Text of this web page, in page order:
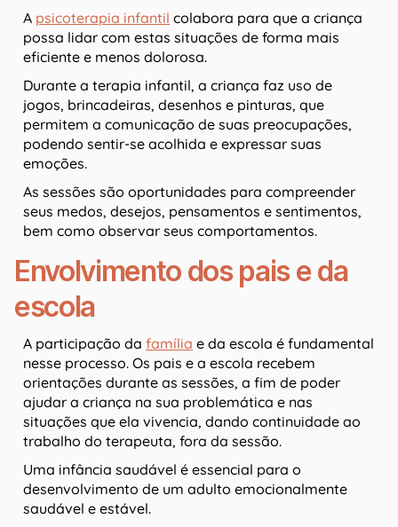
A psicoterapia infantil colabora para que a criança
possa lidar com estas situações de forma mais
eficiente e menos dolorosa.
Durante a terapia infantil, a criança faz uso de
jogos, brincadeiras, desenhos e pinturas, que
permitem a comunicação de suas preocupações,
podendo sentir-se acolhida e expressar suas
emoções.
As sessões são oportunidades para compreender
seus medos, desejos, pensamentos e sentimentos,
bem como observar seus comportamentos.
Envolvimento dos pais e da
escola
A participação da família e da escola é fundamental
nesse processo. Os pais e a escola recebem
orientações durante as sessões, a fim de poder
ajudar a criança na sua problemática e nas
situações que ela vivencia, dando continuidade ao
trabalho do terapeuta, fora da sessão.
Uma infância saudável é essencial para o
desenvolvimento de um adulto emocionalmente
saudável e estável.